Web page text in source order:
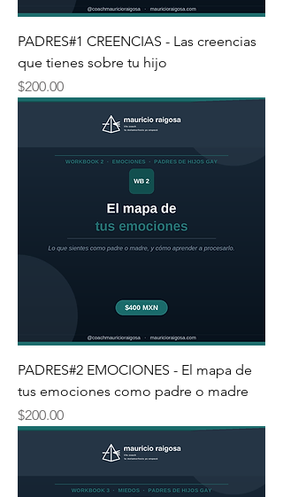
PADRES#1 CREENCIAS - Las creencias
que tienes sobre tu hijo
Precio
$200.00
PADRES#2 EMOCIONES - El mapa de
tus emociones como padre o madre
Precio
$200.00